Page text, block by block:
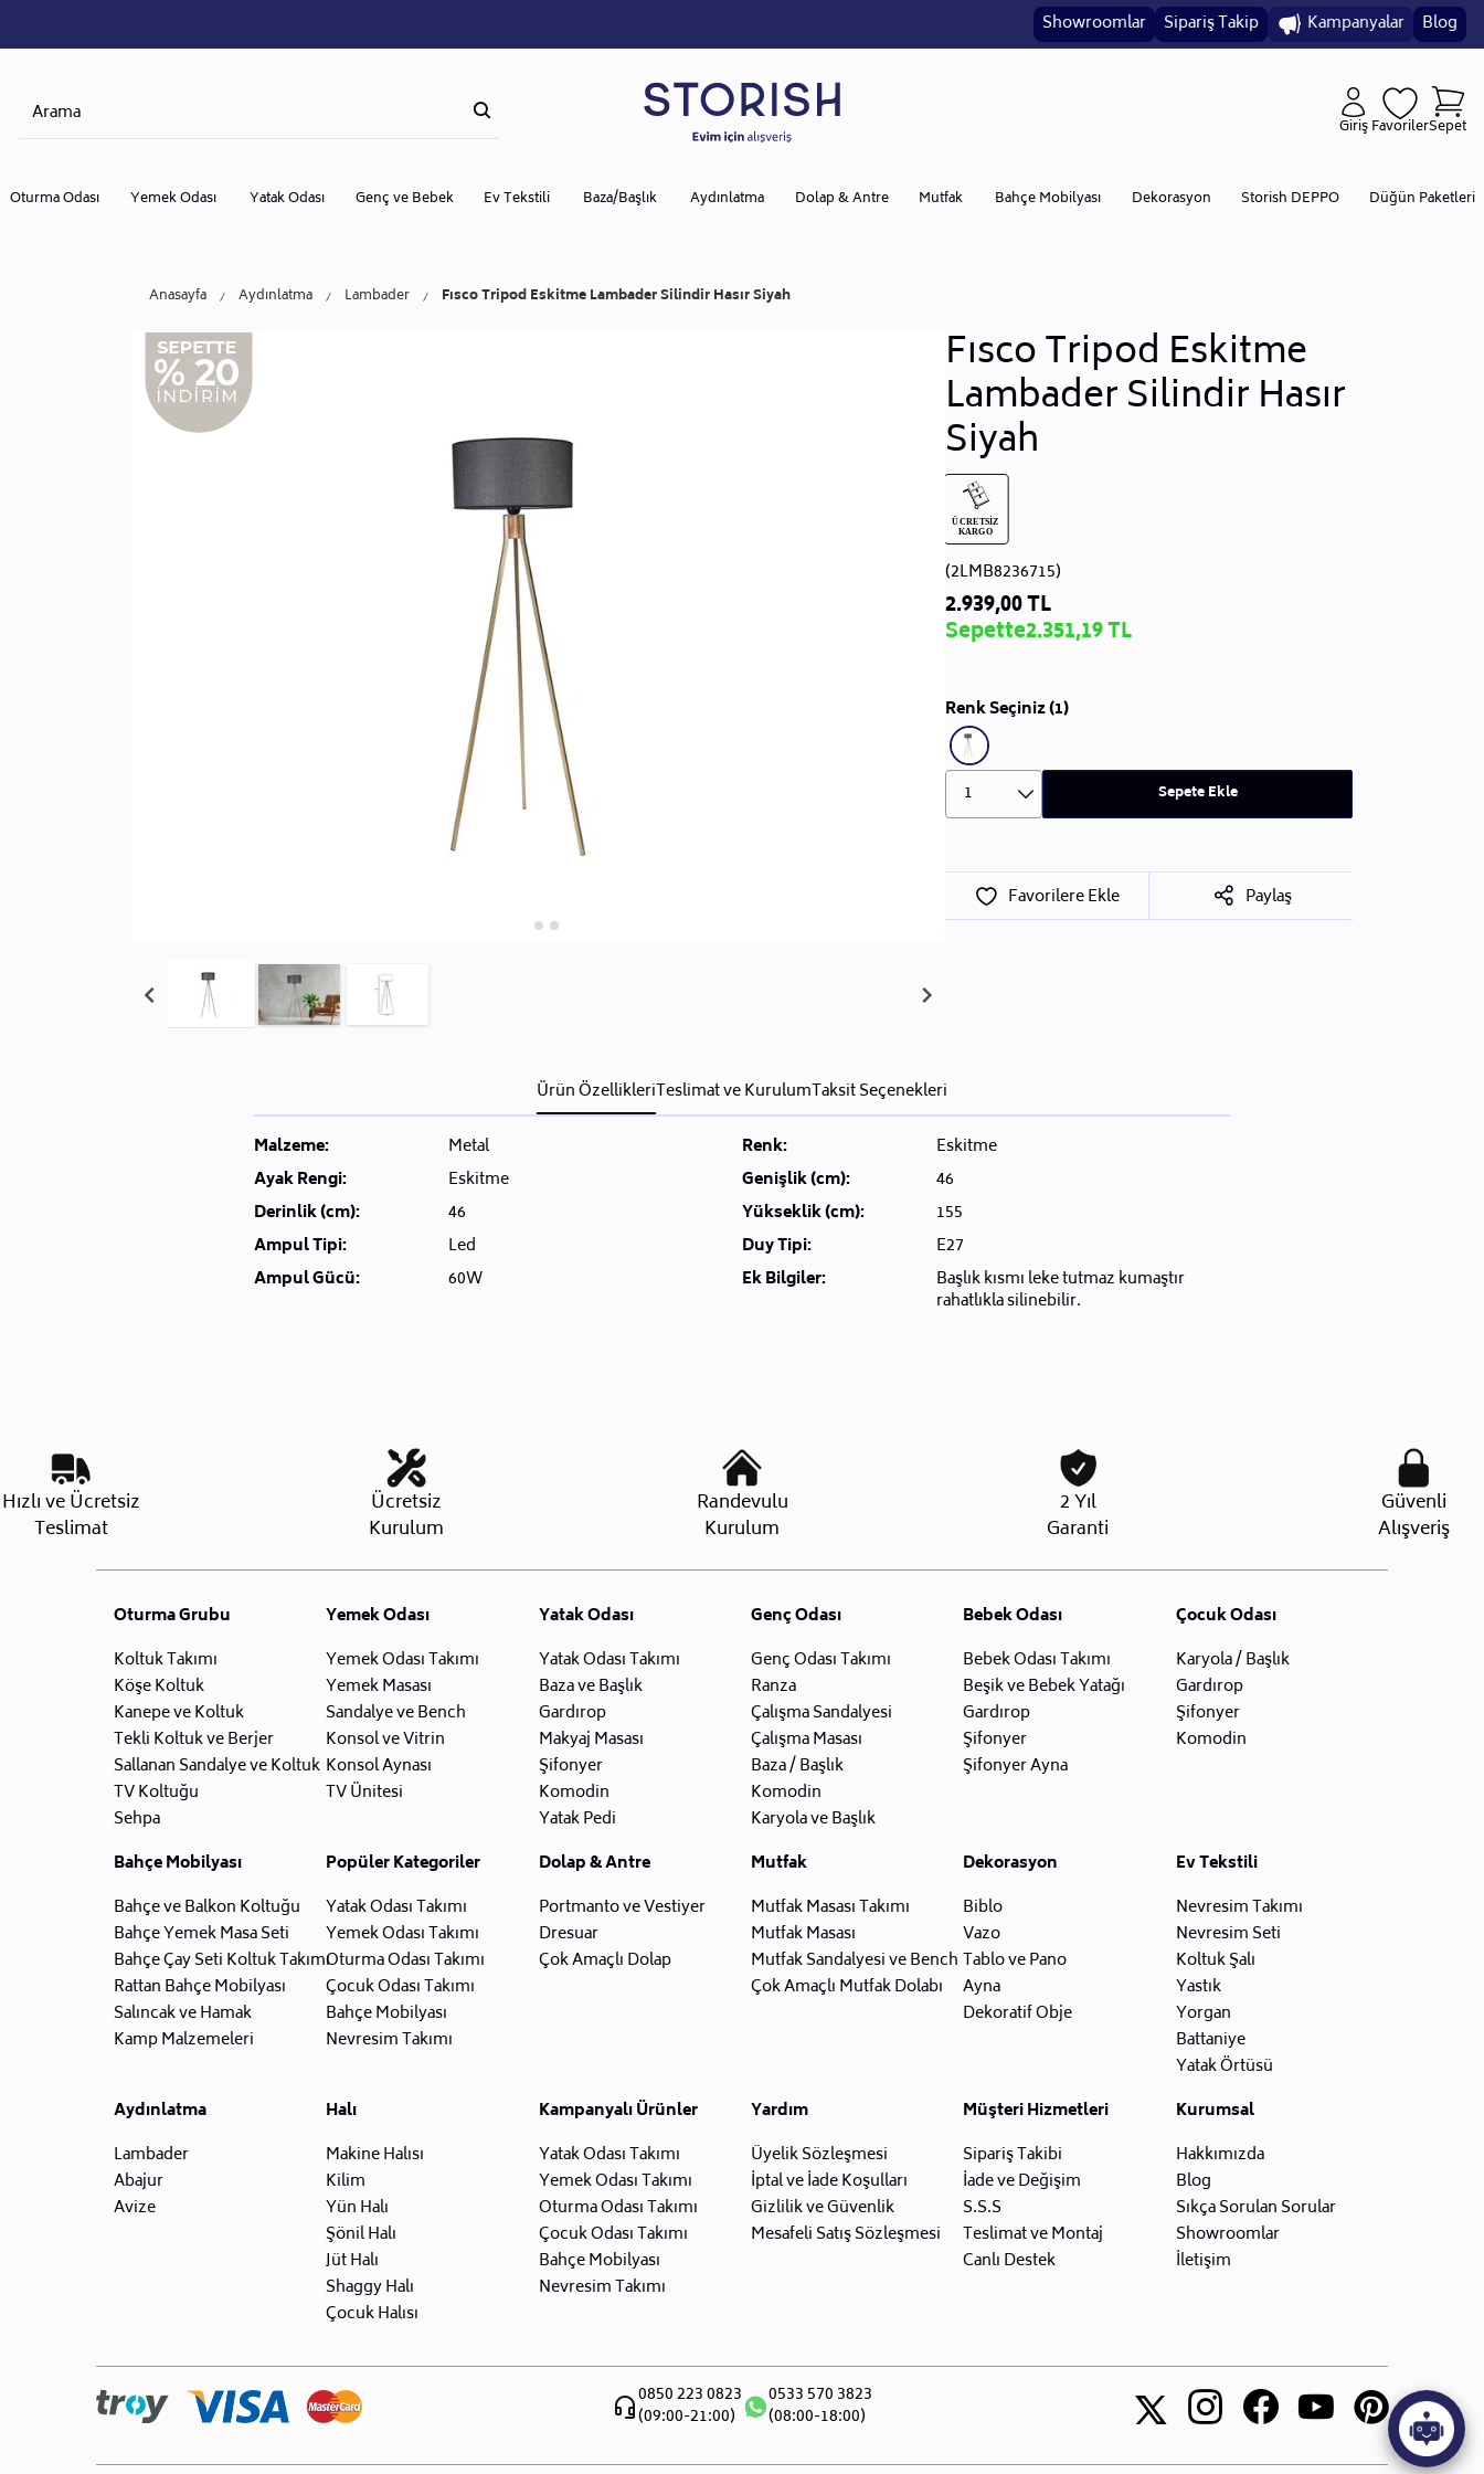
Showroomlar Sipariş Takip Kampanyalar Blog
GirişFavorilerSepet
Oturma Odası Yemek Odası Yatak Odası Genç ve Bebek Ev Tekstili Baza/Başlık Aydınlatma Dolap & Antre Mutfak Bahçe Mobilyası Dekorasyon Storish DEPPO Düğün Paketleri
Anasayfa Aydınlatma Lambader Fısco Tripod Eskitme Lambader Silindir Hasır Siyah
Fısco Tripod Eskitme
Lambader Silindir Hasır
Siyah
(2LMB8236715)
2.939,00 TL
Sepette2.351,19 TL
Renk Seçiniz (1)
1 Sepete Ekle
Favorilere Ekle Paylaş
Ürün ÖzellikleriTeslimat ve KurulumTaksit Seçenekleri
Malzeme:
Metal Renk:
Eskitme
Ayak Rengi:
Eskitme Genişlik (cm):
46
Derinlik (cm):
46 Yükseklik (cm):
155
Ampul Tipi:
Led Duy Tipi:
E27
Ampul Gücü:
60W Ek Bilgiler:
Başlık kısmı leke tutmaz kumaştır
rahatlıkla silinebilir.
Hızlı ve Ücretsiz
Teslimat
Ücretsiz
Kurulum
Randevulu
Kurulum
2 Yıl
Garanti
Güvenli
Alışveriş
Oturma Grubu
Koltuk Takımı
Köşe Koltuk
Kanepe ve Koltuk
Tekli Koltuk ve Berjer
Sallanan Sandalye ve Koltuk
TV Koltuğu
Sehpa
Yemek Odası
Yemek Odası Takımı
Yemek Masası
Sandalye ve Bench
Konsol ve Vitrin
Konsol Aynası
TV Ünitesi
Yatak Odası
Yatak Odası Takımı
Baza ve Başlık
Gardırop
Makyaj Masası
Şifonyer
Komodin
Yatak Pedi
Genç Odası
Genç Odası Takımı
Ranza
Çalışma Sandalyesi
Çalışma Masası
Baza / Başlık
Komodin
Karyola ve Başlık
Bebek Odası
Bebek Odası Takımı
Beşik ve Bebek Yatağı
Gardırop
Şifonyer
Şifonyer Ayna
Çocuk Odası
Karyola / Başlık
Gardırop
Şifonyer
Komodin
Bahçe Mobilyası
Bahçe ve Balkon Koltuğu
Bahçe Yemek Masa Seti
Bahçe Çay Seti Koltuk Takımı
Rattan Bahçe Mobilyası
Salıncak ve Hamak
Kamp Malzemeleri
Popüler Kategoriler
Yatak Odası Takımı
Yemek Odası Takımı
Oturma Odası Takımı
Çocuk Odası Takımı
Bahçe Mobilyası
Nevresim Takımı
Dolap & Antre
Portmanto ve Vestiyer
Dresuar
Çok Amaçlı Dolap
Mutfak
Mutfak Masası Takımı
Mutfak Masası
Mutfak Sandalyesi ve Bench
Çok Amaçlı Mutfak Dolabı
Dekorasyon
Biblo
Vazo
Tablo ve Pano
Ayna
Dekoratif Obje
Ev Tekstili
Nevresim Takımı
Nevresim Seti
Koltuk Şalı
Yastık
Yorgan
Battaniye
Yatak Örtüsü
Aydınlatma
Lambader
Abajur
Avize
Halı
Makine Halısı
Kilim
Yün Halı
Şönil Halı
Jüt Halı
Shaggy Halı
Çocuk Halısı
Kampanyalı Ürünler
Yatak Odası Takımı
Yemek Odası Takımı
Oturma Odası Takımı
Çocuk Odası Takımı
Bahçe Mobilyası
Nevresim Takımı
Yardım
Üyelik Sözleşmesi
İptal ve İade Koşulları
Gizlilik ve Güvenlik
Mesafeli Satış Sözleşmesi
Müşteri Hizmetleri
Sipariş Takibi
İade ve Değişim
S.S.S
Teslimat ve Montaj
Canlı Destek
Kurumsal
Hakkımızda
Blog
Sıkça Sorulan Sorular
Showroomlar
İletişim
0850 223 0823
(09:00-21:00)
0533 570 3823
(08:00-18:00)